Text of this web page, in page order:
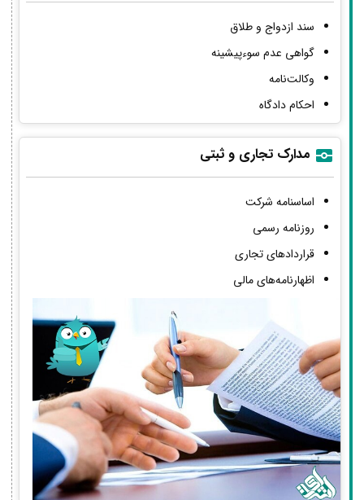
سند ازدواج و طلاق
گواهی عدم سوءپیشینه
وکالت‌نامه
احکام دادگاه
مدارک تجاری و ثبتی
اساسنامه شرکت
روزنامه رسمی
قراردادهای تجاری
اظهارنامه‌های مالی